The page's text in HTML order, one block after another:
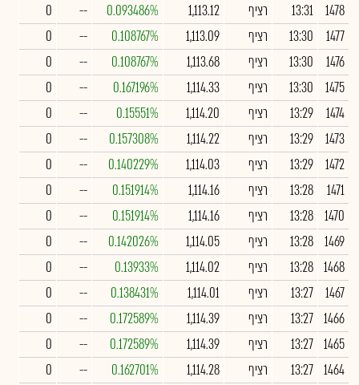
1478
13:31 רציף 1,113.12
0.093486%
--
0
1477
13:30 רציף 1,113.09
0.108767%
--
0
1476
13:30 רציף 1,113.68
0.108767%
--
0
1475
13:30 רציף 1,114.33
0.167196%
--
0
1474
13:29 רציף 1,114.20
0.15551%
--
0
1473
13:29 רציף 1,114.22
0.157308%
--
0
1472
13:29 רציף 1,114.03
0.140229%
--
0
1471
13:28 רציף 1,114.16
0.151914%
--
0
1470
13:28 רציף 1,114.16
0.151914%
--
0
1469
13:28 רציף 1,114.05
0.142026%
--
0
1468
13:28 רציף 1,114.02
0.13933%
--
0
1467
13:27 רציף 1,114.01
0.138431%
--
0
1466
13:27 רציף 1,114.39
0.172589%
--
0
1465
13:27 רציף 1,114.39
0.172589%
--
0
1464
13:27 רציף 1,114.28
0.162701%
--
0